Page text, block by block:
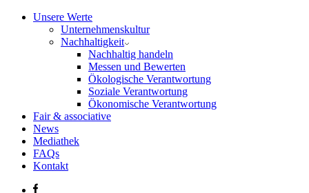
Unsere Werte
Unternehmenskultur
Nachhaltigkeit
Nachhaltig handeln
Messen und Bewerten
Ökologische Verantwortung
Soziale Verantwortung
Ökonomische Verantwortung
Fair & associative
News
Mediathek
FAQs
Kontakt